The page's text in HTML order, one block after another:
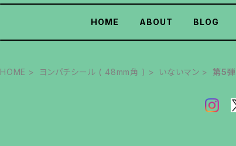
HOME ABOUT BLOG
HOME ヨンパチシール ( 48mm角 ) いないマン 第5弾